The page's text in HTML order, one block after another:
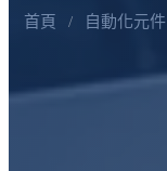
首頁 / 自動化元件